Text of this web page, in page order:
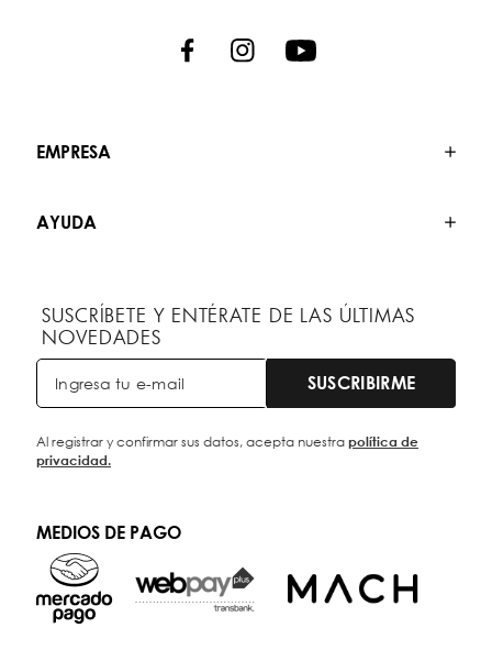
EMPRESA
AYUDA
SUSCRÍBETE Y ENTÉRATE DE LAS ÚLTIMAS
NOVEDADES
SUSCRIBIRME
Al registrar y confirmar sus datos, acepta nuestrapolítica de
privacidad.
MEDIOS DE PAGO